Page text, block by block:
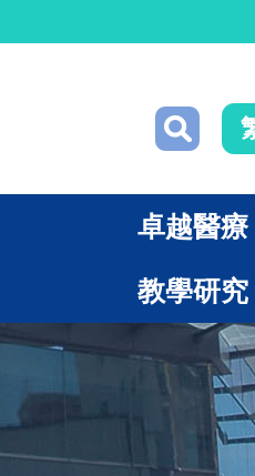
卓越醫療
教學研究